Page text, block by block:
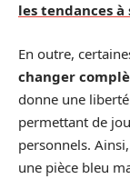
les tendances
En outre,
changer
donne une
permettant de
personnels.
une pièce bleu